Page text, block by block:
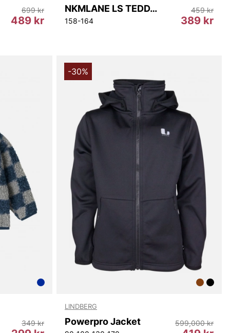
489 kr
699 kr NKMLANE LS TEDDY JACKET
158-164 389 kr
459 kr
349 kr
-30%
LINDBERG
Powerpro Jacket 599,000 kr